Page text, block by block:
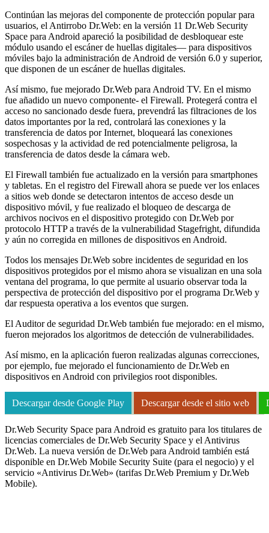
Continúan las mejoras del componente de protección popular para
usuarios, el Antirrobo Dr.Web: en la versión 11 Dr.Web Security
Space para Android apareció la posibilidad de desbloquear este
módulo usando el escáner de huellas digitales— para dispositivos
móviles bajo la administración de Android de versión 6.0 y superior,
que disponen de un escáner de huellas digitales.
Así mismo, fue mejorado Dr.Web para Android TV. En el mismo
fue añadido un nuevo componente- el Firewall. Protegerá contra el
acceso no sancionado desde fuera, prevendrá las filtraciones de los
datos importantes por la red, controlará las conexiones y la
transferencia de datos por Internet, bloqueará las conexiones
sospechosas y la actividad de red potencialmente peligrosa, la
transferencia de datos desde la cámara web.
El Firewall también fue actualizado en la versión para smartphones
y tabletas. En el registro del Firewall ahora se puede ver los enlaces
a sitios web donde se detectaron intentos de acceso desde un
dispositivo móvil, y fue realizado el bloqueo de descarga de
archivos nocivos en el dispositivo protegido con Dr.Web por
protocolo HTTP a través de la vulnerabilidad Stagefright, difundida
y aún no corregida en millones de dispositivos en Android.
Todos los mensajes Dr.Web sobre incidentes de seguridad en los
dispositivos protegidos por el mismo ahora se visualizan en una sola
ventana del programa, lo que permite al usuario observar toda la
perspectiva de protección del dispositivo por el programa Dr.Web y
dar respuesta operativa a los eventos que surgen.
El Auditor de seguridad Dr.Web también fue mejorado: en el mismo,
fueron mejorados los algoritmos de detección de vulnerabilidades.
Así mismo, en la aplicación fueron realizadas algunas correcciones,
por ejemplo, fue mejorado el funcionamiento de Dr.Web en
dispositivos en Android con privilegios root disponibles.
Descargar desde Google Play Descargar desde el sitio web
Dr.Web Security Space para Android es gratuito para los titulares de
licencias comerciales de Dr.Web Security Space y el Antivirus
Dr.Web. La nueva versión de Dr.Web para Android también está
disponible en Dr.Web Mobile Security Suite (para el negocio) y el
servicio «Antivirus Dr.Web» (tarifas Dr.Web Premium y Dr.Web
Mobile).